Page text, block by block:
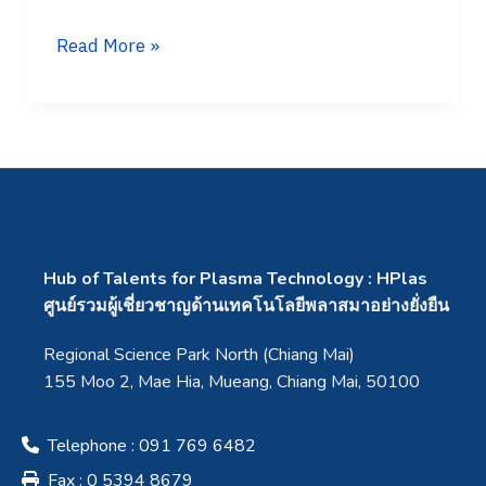
Read More »
Hub of Talents for Plasma Technology : HPlas
ศูนย์รวมผู้เชี่ยวชาญด้านเทคโนโลยีพลาสมาอย่างยั่งยืน
Regional Science Park North (Chiang Mai)
155 Moo 2, Mae Hia, Mueang, Chiang Mai, 50100
Telephone : 091 769 6482
Fax : 0 5394 8679